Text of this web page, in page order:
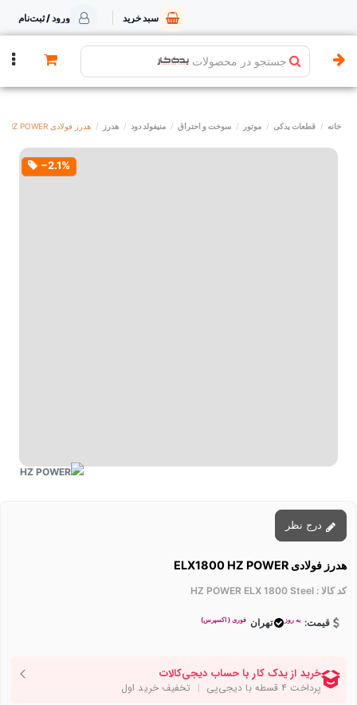
سبد خرید ورود / ثبت‌نام
جستجو در محصولات
خانه قطعات یدکی موتور سوخت و احتراق منیفولد دود هدرز هدرز فولادی ELX1800 HZ POWER
‎−2.1%
هدرز فولادی ELX1800 HZ POWER
کد کالا : HZ POWER ELX 1800 Steel
قیمت: به روز تهران فوری ( اکسپرس)